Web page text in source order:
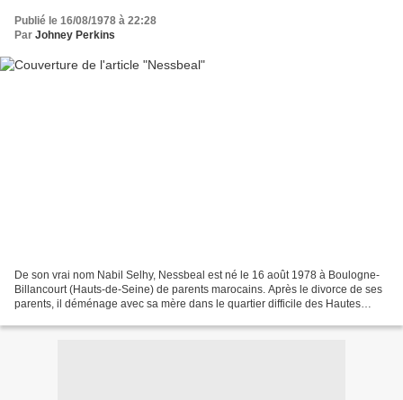
Publié le 16/08/1978 à 22:28
Par Johney Perkins
De son vrai nom Nabil Selhy, Nessbeal est né le 16 août 1978 à Boulogne-
Billancourt (Hauts-de-Seine) de parents marocains. Après le divorce de ses
parents, il déménage avec sa mère dans le quartier difficile des Hautes